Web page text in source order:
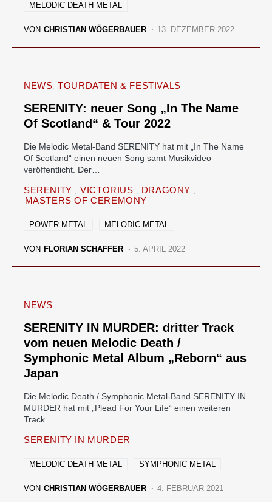
MELODIC DEATH METAL
VON CHRISTIAN WÖGERBAUER 13. DEZEMBER 2022
NEWS TOURDATEN & FESTIVALS
SERENITY: neuer Song „In The Name
Of Scotland“ & Tour 2022
Die Melodic Metal-Band SERENITY hat mit „In The Name
Of Scotland“ einen neuen Song samt Musikvideo
veröffentlicht. Der…
SERENITY VICTORIUS
DRAGONY
MASTERS OF CEREMONY
POWER METAL MELODIC METAL
VON FLORIAN SCHAFFER 5. APRIL 2022
NEWS
SERENITY IN MURDER: dritter Track
vom neuen Melodic Death /
Symphonic Metal Album „Reborn“ aus
Japan
Die Melodic Death / Symphonic Metal-Band SERENITY IN
MURDER hat mit „Plead For Your Life“ einen weiteren
Track…
SERENITY IN MURDER
MELODIC DEATH METAL SYMPHONIC METAL
VON CHRISTIAN WÖGERBAUER 4. FEBRUAR 2021